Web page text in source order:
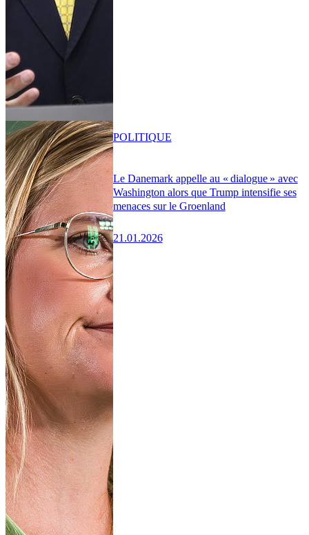
Le Danemark appelle au « dialogue » avec
Washington alors que Trump intensifie ses
menaces sur le Groenland
21.01.2026
POLITIQUE